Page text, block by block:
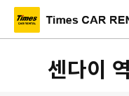
센다이